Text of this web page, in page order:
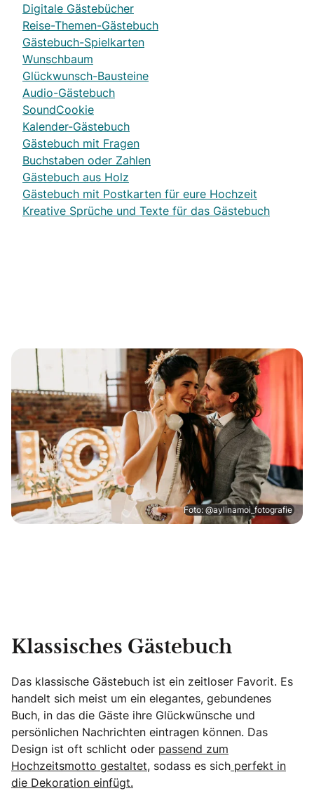
Digitale Gästebücher
Reise-Themen-Gästebuch
Gästebuch-Spielkarten
Wunschbaum
Glückwunsch-Bausteine
Audio-Gästebuch
SoundCookie
Kalender-Gästebuch
Gästebuch mit Fragen
Buchstaben oder Zahlen
Gästebuch aus Holz
Gästebuch mit Postkarten für eure Hochzeit
Kreative Sprüche und Texte für das Gästebuch
Foto: @aylinamoi_fotografie
Klassisches Gästebuch
Das klassische Gästebuch ist ein zeitloser Favorit. Es
handelt sich meist um ein elegantes, gebundenes
Buch, in das die Gäste ihre Glückwünsche und
persönlichen Nachrichten eintragen können. Das
Design ist oft schlicht oder passend zum
Hochzeitsmotto gestaltet, sodass es sich perfekt in
die Dekoration einfügt.